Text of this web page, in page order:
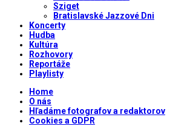
Sziget
Bratislavské Jazzové Dni
Koncerty
Hudba
Kultúra
Rozhovory
Reportáže
Playlisty
Home
O nás
Hľadáme fotografov a redaktorov
Cookies a GDPR